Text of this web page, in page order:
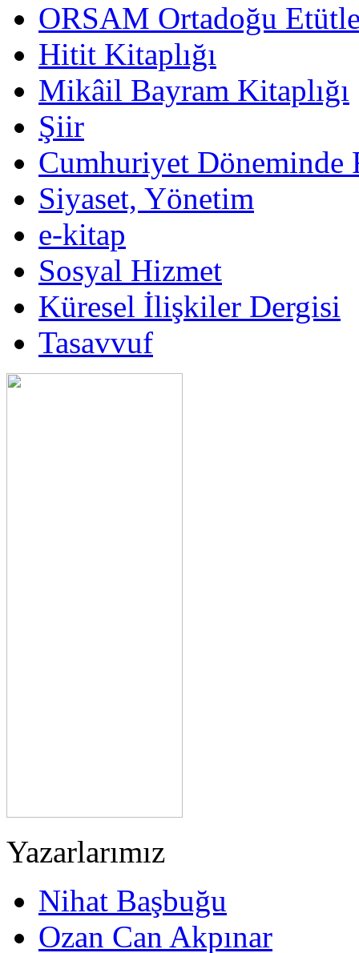
ORSAM Ortadoğu
Hitit Kitaplığı
Mikâil Bayram Kitaplığı
Şiir
Cumhuriyet Döneminde
Siyaset, Yönetim
e-kitap
Sosyal Hizmet
Küresel İlişkiler Dergisi
Tasavvuf
Yazarlarımız
Nihat Başbuğu
Ozan Can Akpınar